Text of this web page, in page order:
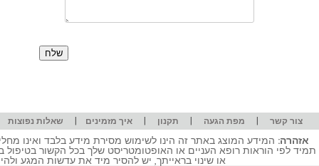
צור קשר | מפת הגעה | תקנון |איך מזמינים | שאלות נפוצות
אזהרה: המידע המוצג באתר זה הינו לשימוש מסירת מידע בלבד ואינו
תמיד לפי הוראות רופא העניים או האופטומטריסט שלך בכל הקשור
או שינוי בראייתך, יש להסיר מיד את עדשות המגע